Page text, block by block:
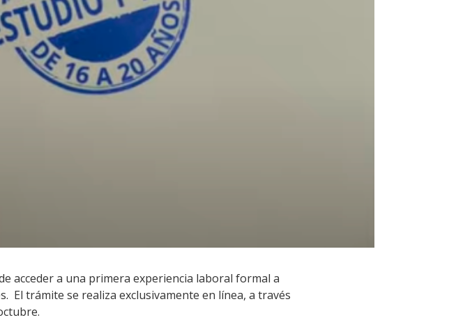
acceder a una primera experiencia laboral formal a
El trámite se realiza exclusivamente en línea, a través